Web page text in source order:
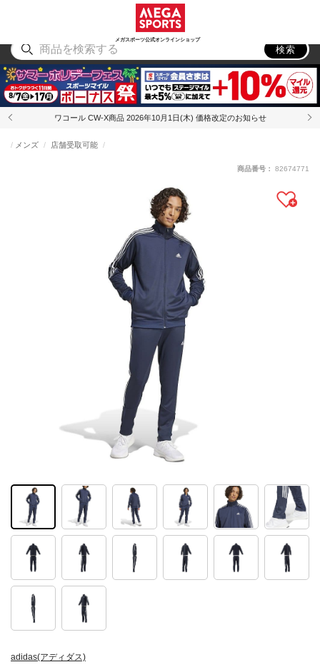
メガスポーツ公式オンラインショップ
アウトドア
検索
ワコール CW-X商品 2026年10月1日(木) 価格改定のお知らせ
adidas(アディダス)
メンズ 店舗受取可能
商品番号： 82674771